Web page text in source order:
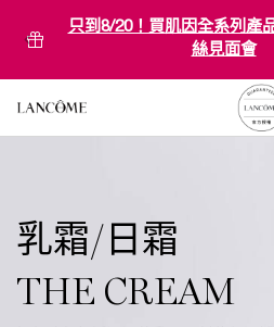
只到8/20！買肌因全系列產
絲見面會
乳霜/日霜
THE CREAM